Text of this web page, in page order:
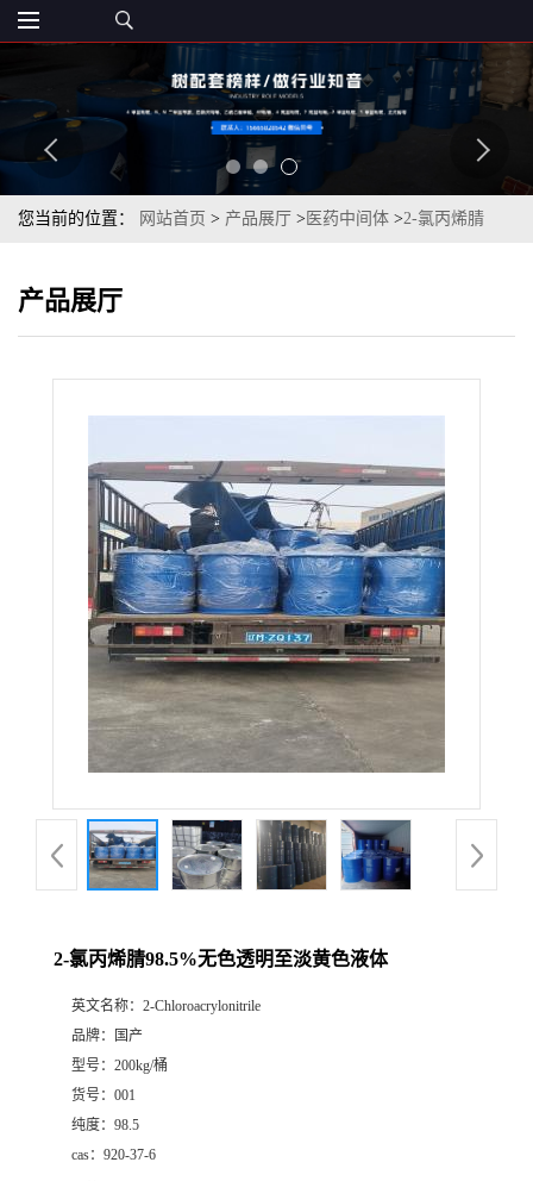
您当前的位置： 网站首页 > 产品展厅 > 医药中间体 >2-氯丙烯腈
产品展厅
2-氯丙烯腈98.5%无色透明至淡黄色液体
英文名称： 2-Chloroacrylonitrile
品牌：
国产
型号： 200kg/桶
货号： 001
纯度： 98.5
cas： 920-37-6